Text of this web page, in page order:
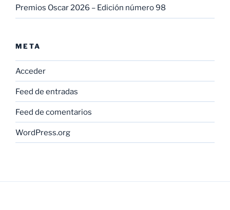
Premios Oscar 2026 – Edición número 98
META
Acceder
Feed de entradas
Feed de comentarios
WordPress.org